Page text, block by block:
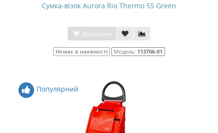
Сумка-візок Aurora Rio Thermo 55 Green
До кошика
Немає в наявності Модель: 113706-01
Популярний